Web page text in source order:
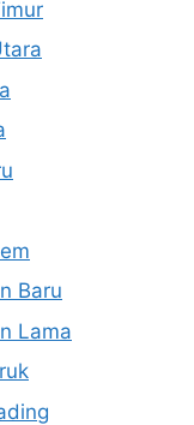
Baru
Lama